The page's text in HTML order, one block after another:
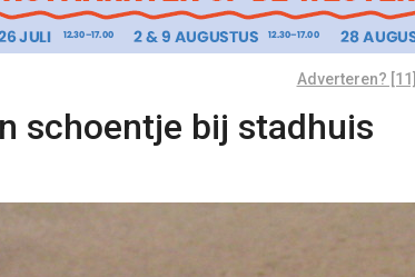
Adverteren? [11]
schoentje bij stadhuis